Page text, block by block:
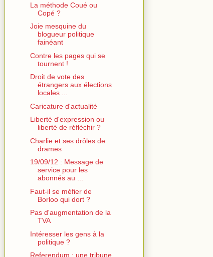
La méthode Coué ou
Copé ?
Joie mesquine du
blogueur politique
fainéant
Contre les pages qui se
tournent !
Droit de vote des
étrangers aux élections
locales ...
Caricature d'actualité
Liberté d'expression ou
liberté de réfléchir ?
Charlie et ses drôles de
drames
19/09/12 : Message de
service pour les
abonnés au ...
Faut-il se méfier de
Borloo qui dort ?
Pas d'augmentation de la
TVA
Intéresser les gens à la
politique ?
Referendum : une tribune